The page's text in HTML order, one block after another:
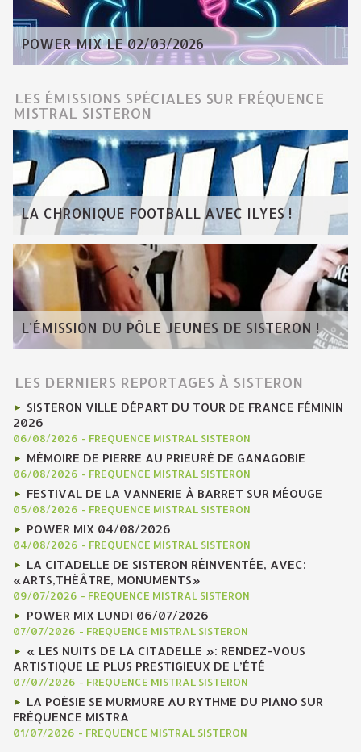
POWER MIX LE 02/03/2026
LES ÉMISSIONS SPÉCIALES SUR FRÉQUENCE
MISTRAL SISTERON
LA CHRONIQUE FOOTBALL AVEC ILYES !
L'ÉMISSION DU PÔLE JEUNES DE SISTERON !
LES DERNIERS REPORTAGES À SISTERON
SISTERON VILLE DÉPART DU TOUR DE FRANCE FÉMININ
2026
06/08/2026 - FREQUENCE MISTRAL SISTERON
MÉMOIRE DE PIERRE AU PRIEURÉ DE GANAGOBIE
06/08/2026 - FREQUENCE MISTRAL SISTERON
FESTIVAL DE LA VANNERIE À BARRET SUR MÉOUGE
05/08/2026 - FREQUENCE MISTRAL SISTERON
POWER MIX 04/08/2026
04/08/2026 - FREQUENCE MISTRAL SISTERON
LA CITADELLE DE SISTERON RÉINVENTÉE, AVEC:
«ARTS,THÉÂTRE, MONUMENTS»
09/07/2026 - FREQUENCE MISTRAL SISTERON
POWER MIX LUNDI 06/07/2026
07/07/2026 - FREQUENCE MISTRAL SISTERON
« LES NUITS DE LA CITADELLE »: RENDEZ-VOUS
ARTISTIQUE LE PLUS PRESTIGIEUX DE L’ÉTÉ
07/07/2026 - FREQUENCE MISTRAL SISTERON
LA POÉSIE SE MURMURE AU RYTHME DU PIANO SUR
FRÉQUENCE MISTRA
01/07/2026 - FREQUENCE MISTRAL SISTERON